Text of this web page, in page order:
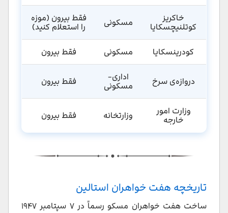
خاکریز
کوتلنیچسکایا مسکونی فقط بیرون (موزه
را استعلام کنید)
کودرینسکایا
مسکونی فقط بیرون
دروازه‌ی سرخ اداری-
مسکونی فقط بیرون
وزارت امور
خارجه وزارتخانه فقط بیرون
تاریخچه هفت خواهران استالین
ساخت هفت خواهران مسکو رسماً در ۷ سپتامبر ۱۹۴۷